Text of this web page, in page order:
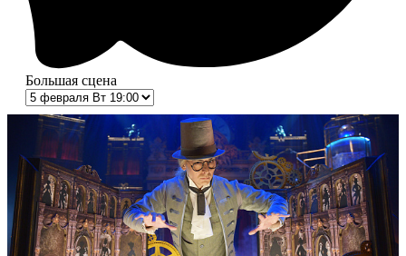
Большая сцена